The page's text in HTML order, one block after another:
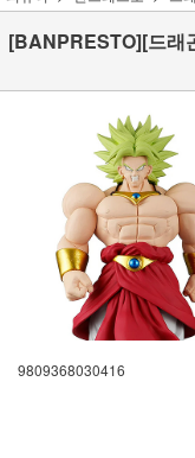
[BANPRESTO][드래
9809368030416